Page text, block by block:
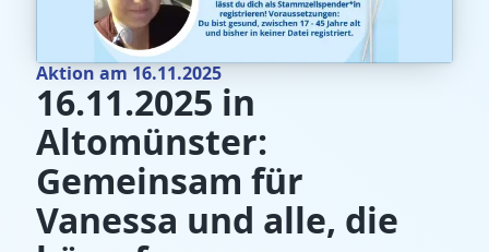
Aktion am 16.11.2025
16.11.2025 in
Altomünster:
Gemeinsam für
Vanessa und alle, die